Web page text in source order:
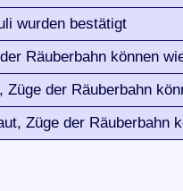
wurden bestätigt
Räuberbahn können
der Räuberbahn
Züge der Räuberbahn